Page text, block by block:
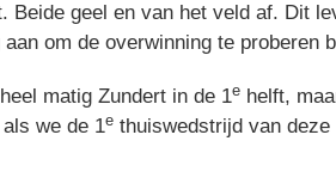
Beide geel en van het veld af. Dit
om de overwinning te
matig Zundert in de 1e helft,
we de 1e thuiswedstrijd van